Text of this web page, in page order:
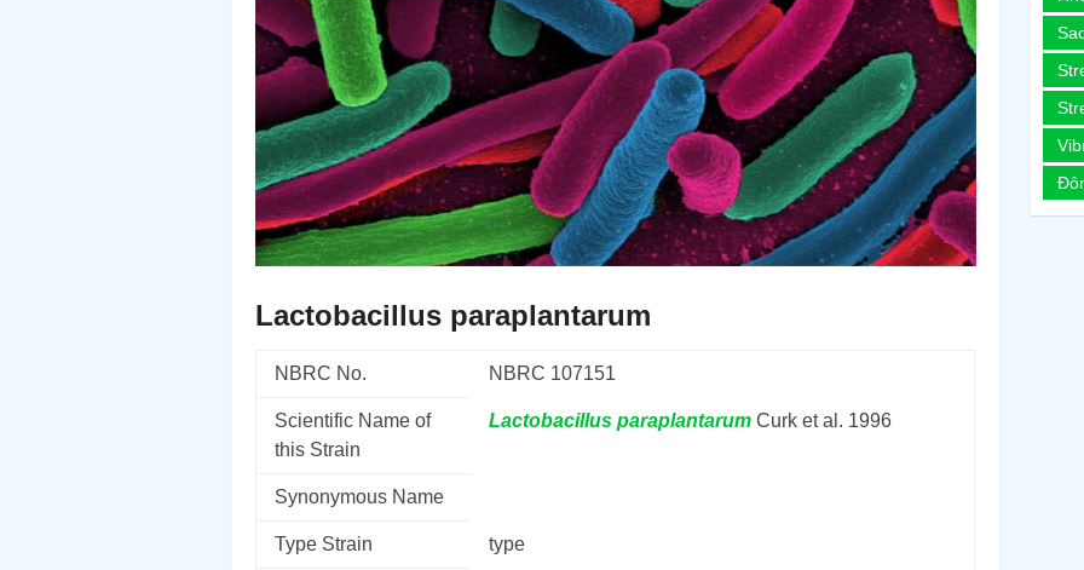
Lactobacillus paraplantarum
NBRC No. NBRC 107151
Scientific Name of
this Strain
Lactobacillus paraplantarum Curk et al. 1996
Synonymous Name
Type Strain type